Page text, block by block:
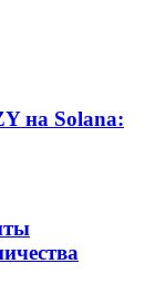
на Solana: